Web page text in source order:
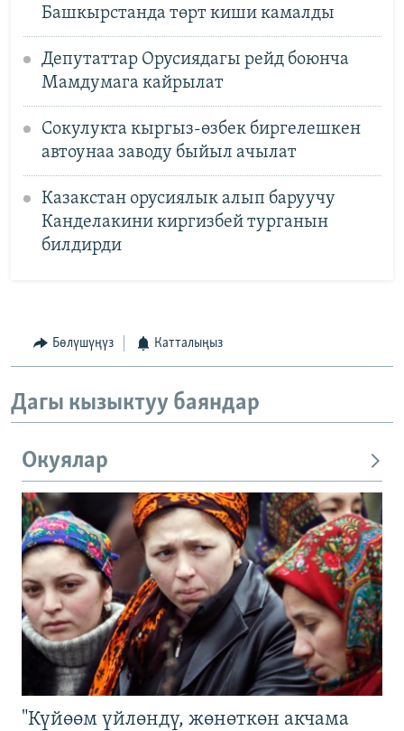
Башкырстанда төрт киши камалды
Депутаттар Орусиядагы рейд боюнча
Мамдумага кайрылат
Сокулукта кыргыз-өзбек биргелешкен
автоунаа заводу быйыл ачылат
Казакстан орусиялык алып баруучу
Канделакини киргизбей турганын
билдирди
Бөлүшүңүз Катталыңыз
Дагы кызыктуу баяндар
Окуялар
"Күйөөм үйлөндү, жөнөткөн акчама